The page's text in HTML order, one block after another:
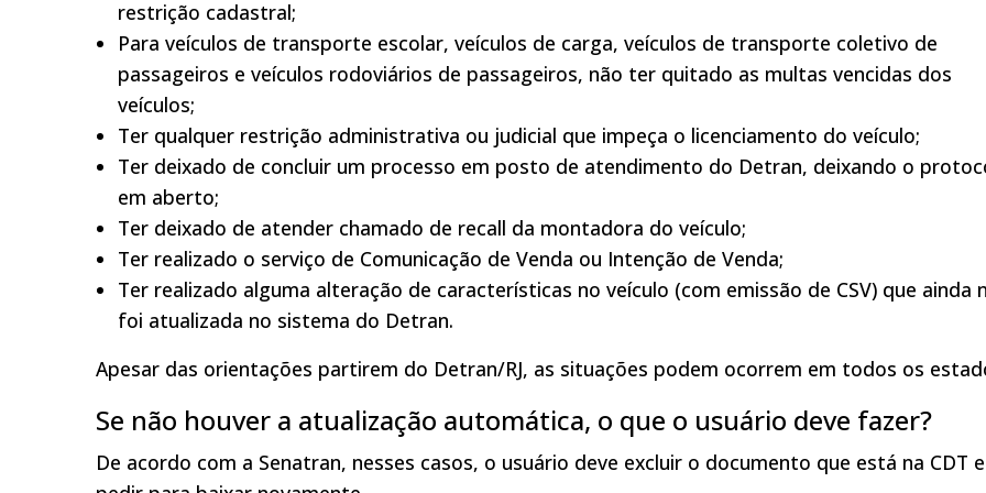
restrição cadastral;
Para veículos de transporte escolar, veículos de carga, veículos de transporte coletivo de
passageiros e veículos rodoviários de passageiros, não ter quitado as multas vencidas dos
veículos;
Ter qualquer restrição administrativa ou judicial que impeça o licenciamento do veículo;
Ter deixado de concluir um processo em posto de atendimento do Detran, deixando o
em aberto;
Ter deixado de atender chamado de recall da montadora do veículo;
Ter realizado o serviço de Comunicação de Venda ou Intenção de Venda;
Ter realizado alguma alteração de características no veículo (com emissão de CSV) que ainda
foi atualizada no sistema do Detran.
Apesar das orientações partirem do Detran/RJ, as situações podem ocorrem em todos os
Se não houver a atualização automática, o que o usuário deve fazer?
De acordo com a Senatran, nesses casos, o usuário deve excluir o documento que está na CDT e